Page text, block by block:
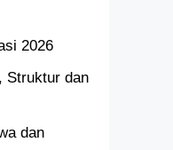
2026
Struktur dan
dan